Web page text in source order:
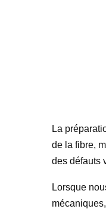
La
de la fibre,
des défauts
Lorsque